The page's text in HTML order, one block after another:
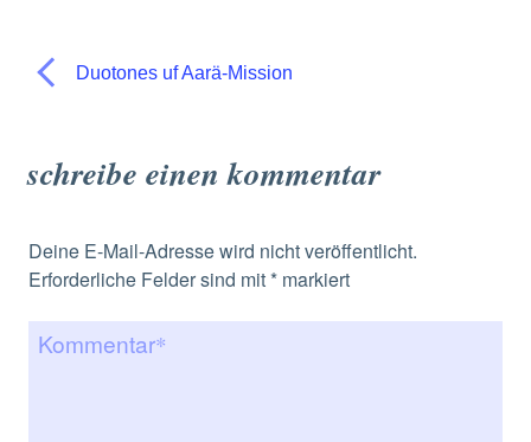
Duotones uf Aarä-Mission
schreibe einen kommentar
Deine E-Mail-Adresse wird nicht veröffentlicht.
Erforderliche Felder sind mit * markiert
Kommentar*